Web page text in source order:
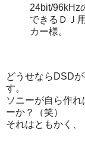
24bit/96kHz
できるＤＪ
カー様。
どうせならDSD
す。
ソニーが自ら作
ーか？（笑）
それはともかく、